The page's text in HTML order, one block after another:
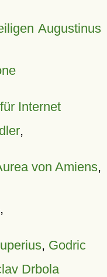
Augustinus
Internet
,
von Amiens,
,
, Godric
Drbola